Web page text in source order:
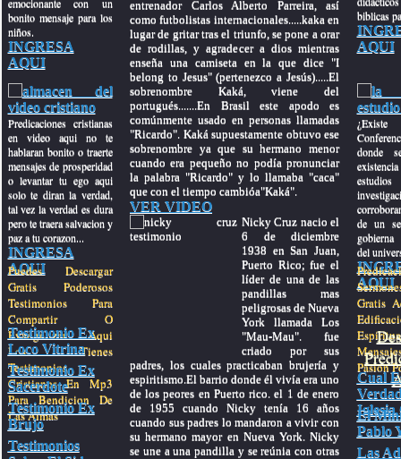
bonito mensaje para los
niños.
INGRESA
AQUI
Predicaciones cristianas
en video aqui no te
hablaran bonito o traerte
mensajes de prosperidad
o levantar tu ego aqui
solo te diran la verdad,
tal vez la verdad es dura
pero te traera salvacion y
paz a tu corazon...
INGRESA
AQUI
Puedes Descargar
Gratis Poderosos
Testimonios Para
Compartir O
Evangelizar Aqui
Los Tienes
Testimonios
Cristianos En Mp3
Para Bendicion De
Las Almas
Testimonio Ex
Loco Vitrina
Testimonio Ex
Sacerdote
Testimonio Ex
Brujo
Testimonios
entrenador Carlos Alberto Parreira, así
como futbolistas internacionales.....kaka en
lugar de gritar tras el triunfo, se pone a orar
de rodillas, y agradecer a dios mientras
enseña una camiseta en la que dice "I
belong to Jesus" (pertenezco a Jesús).....El
sobrenombre Kaká, viene del
portugués.......En Brasil este apodo es
comúnmente usado en personas llamadas
"Ricardo". Kaká supuestamente obtuvo ese
sobrenombre ya que su hermano menor
cuando era pequeño no podía pronunciar
la palabra "Ricardo" y lo llamaba "caca"
que con el tiempo cambióa"Kaká".
VER VIDEO
Nicky Cruz nacio el
6 de diciembre
1938 en San Juan,
Puerto Rico; fue el
líder de una de las
pandillas mas
peligrosas de Nueva
York llamada Los
"Mau-Mau". fue
criado por sus
padres, los cuales practicaban brujería y
espiritismo.El barrio donde él vivía era uno
de los peores en Puerto rico. el 1 de enero
de 1955 cuando Nicky tenía 16 años
cuando sus padres lo mandaron a vivir con
su hermano mayor en Nueva York. Nicky
se une a una pandilla y se reúnia con otras
biblicas
AQUI
donde
de un
del
AQUI
Gratis
Pasion
Cual
Iglesia
El
Pablo
Las